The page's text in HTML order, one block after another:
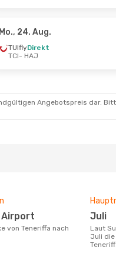
Mo., 24. Aug.
TUIflyDirekt
TCI- HAJ
Angebotspreis dar.
Airport Juli
Laut Suchanfragen unserer Kunden ist
Juli die